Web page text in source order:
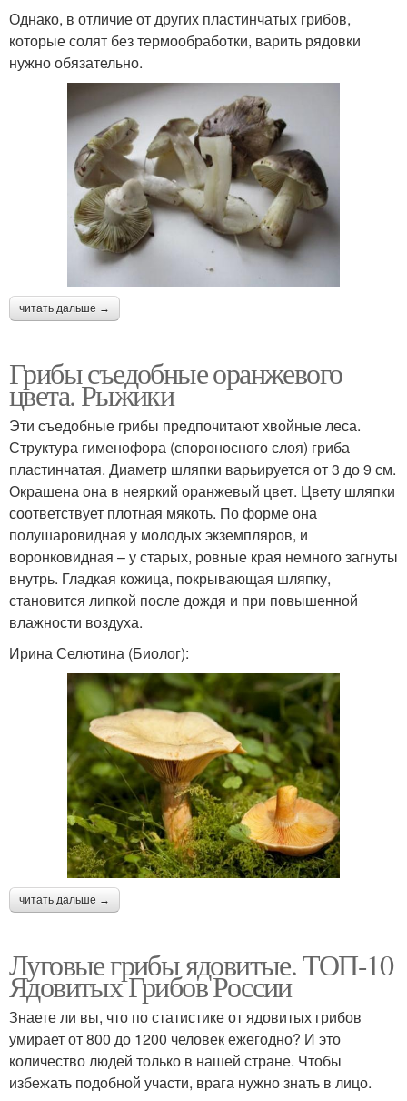
Однако, в отличие от других пластинчатых грибов,
которые солят без термообработки, варить рядовки
нужно обязательно.
читать дальше →
Грибы съедобные оранжевого
цвета. Рыжики
Эти съедобные грибы предпочитают хвойные леса.
Структура гименофора (спороносного слоя) гриба
пластинчатая. Диаметр шляпки варьируется от 3 до 9 см.
Окрашена она в неяркий оранжевый цвет. Цвету шляпки
соответствует плотная мякоть. По форме она
полушаровидная у молодых экземпляров, и
воронковидная – у старых, ровные края немного загнуты
внутрь. Гладкая кожица, покрывающая шляпку,
становится липкой после дождя и при повышенной
влажности воздуха.
Ирина Селютина (Биолог):
читать дальше →
Луговые грибы ядовитые. ТОП-10
Ядовитых Грибов России
Знаете ли вы, что по статистике от ядовитых грибов
умирает от 800 до 1200 человек ежегодно? И это
количество людей только в нашей стране. Чтобы
избежать подобной участи, врага нужно знать в лицо.